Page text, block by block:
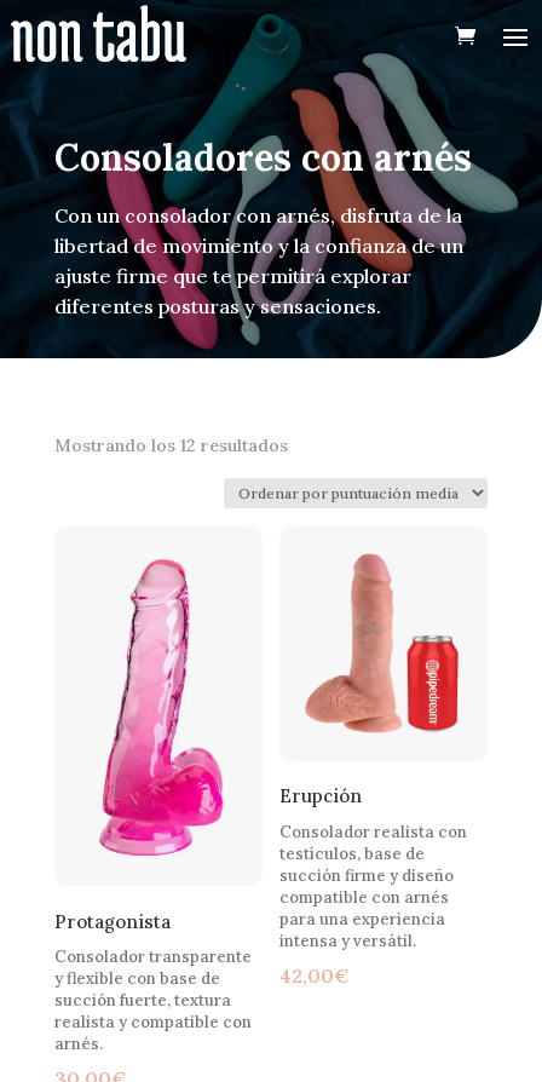
Consoladores con arnés
Con un consolador con arnés, disfruta de la
libertad de movimiento y la confianza de un
ajuste firme que te permitirá explorar
diferentes posturas y sensaciones.
Mostrando los 12 resultadosOrdenado
por
puntuación
Protagonista
Consolador transparente
y flexible con base de
succión fuerte, textura
realista y compatible con
arnés.
Erupción
Consolador realista con
testículos, base de
succión firme y diseño
compatible con arnés
para una experiencia
intensa y versátil.
42,00€